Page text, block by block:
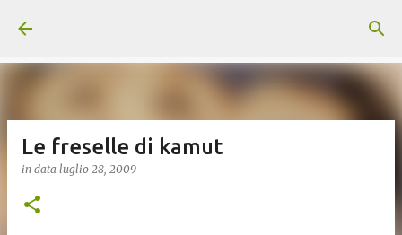
Le freselle di kamut
in data luglio 28, 2009